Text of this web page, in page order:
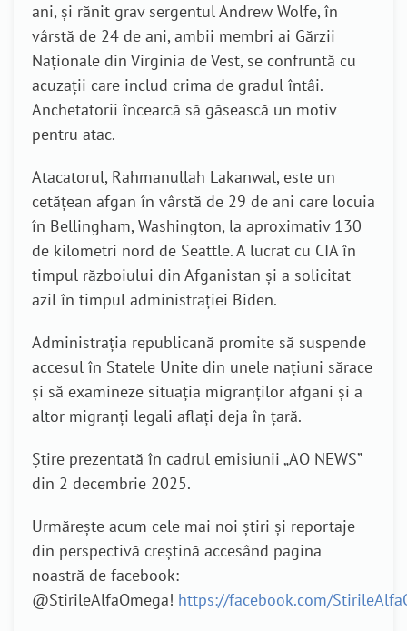
ani, și rănit grav sergentul Andrew Wolfe, în
vârstă de 24 de ani, ambii membri ai Gărzii
Naționale din Virginia de Vest, se confruntă cu
acuzații care includ crima de gradul întâi.
Anchetatorii încearcă să găsească un motiv
pentru atac.
Atacatorul, Rahmanullah Lakanwal, este un
cetățean afgan în vârstă de 29 de ani care locuia
în Bellingham, Washington, la aproximativ 130
de kilometri nord de Seattle. A lucrat cu CIA în
timpul războiului din Afganistan și a solicitat
azil în timpul administrației Biden.
Administrația republicană promite să suspende
accesul în Statele Unite din unele națiuni sărace
și să examineze situația migranților afgani și a
altor migranți legali aflați deja în țară.
Știre prezentată în cadrul emisiunii „AO NEWS”
din 2 decembrie 2025.
Urmărește acum cele mai noi știri și reportaje
din perspectivă creștină accesând pagina
noastră de facebook:
@StirileAlfaOmega! https://facebook.com/